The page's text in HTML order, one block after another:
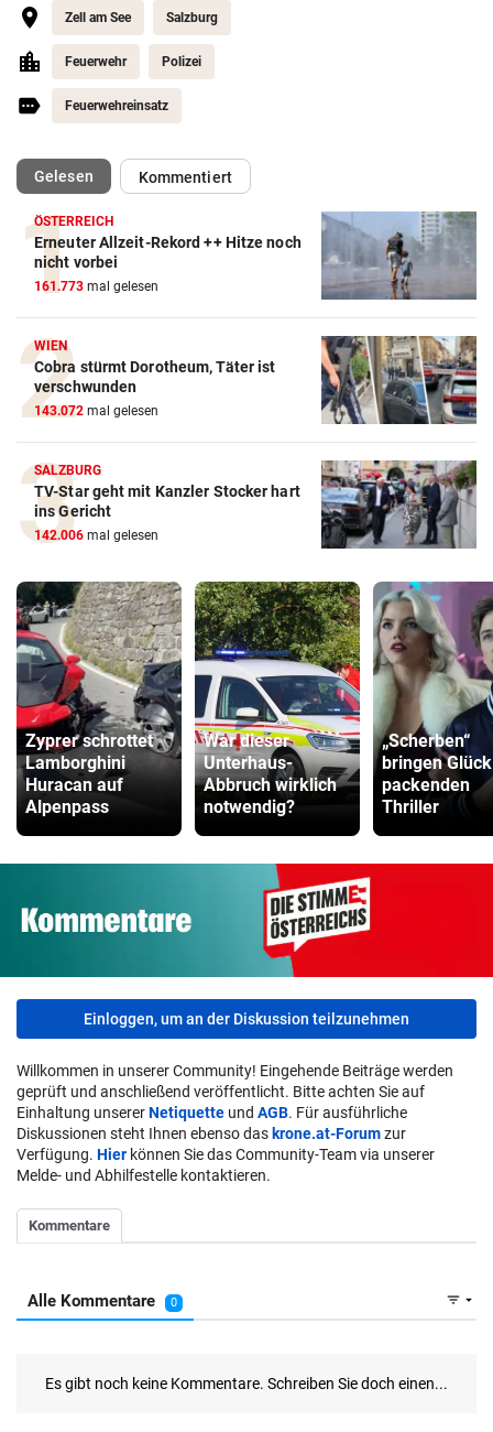
Zell am See Salzburg
Feuerwehr Polizei
Feuerwehreinsatz
Gelesen(ausgewählt)Kommentiert
ÖSTERREICH
Erneuter Allzeit-Rekord ++ Hitze noch
nicht vorbei
161.773 mal gelesen
WIEN
Cobra stürmt Dorotheum, Täter ist
verschwunden
143.072 mal gelesen
SALZBURG
TV-Star geht mit Kanzler Stocker hart
ins Gericht
142.006 mal gelesen
Zyprer schrottet
Lamborghini
Huracan auf
Alpenpass
War dieser
Unterhaus-
Abbruch wirklich
notwendig?
„Scherben“
bringen
packenden
Thriller
Einloggen, um an der Diskussion teilzunehmen
Willkommen in unserer Community! Eingehende Beiträge werden
geprüft und anschließend veröffentlicht. Bitte achten Sie auf
Einhaltung unsererNetiquette und AGB. Für ausführliche
Diskussionen steht Ihnen ebenso das krone.at-Forumzur
Verfügung. Hier können Sie das Community-Team via unserer
Melde- und Abhilfestelle kontaktieren.